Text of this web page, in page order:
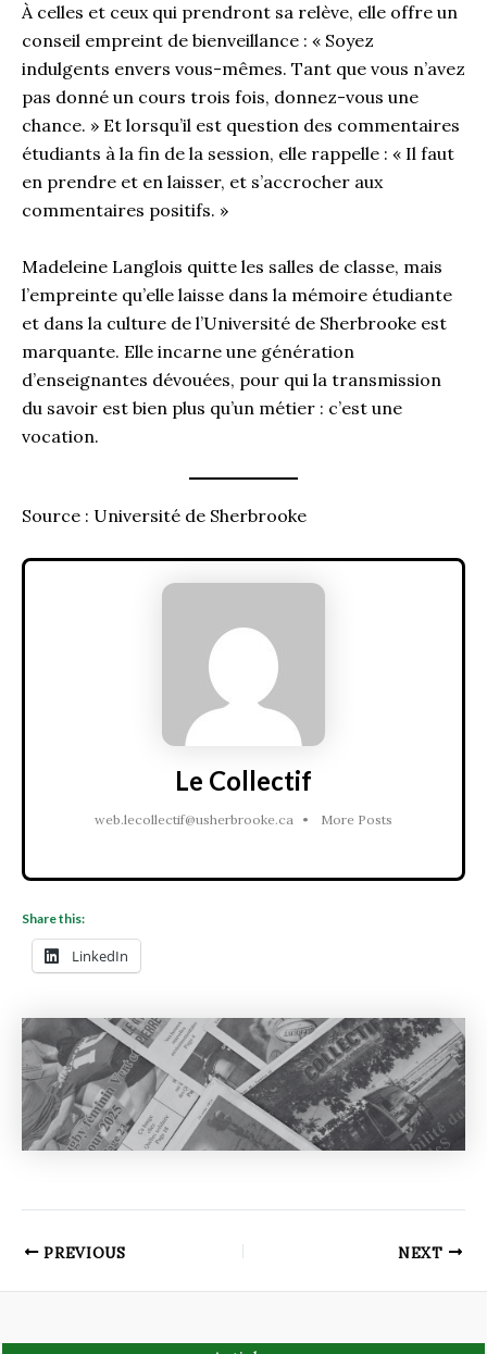
À celles et ceux qui prendront sa relève, elle offre un
conseil empreint de bienveillance : « Soyez
indulgents envers vous-mêmes. Tant que vous n’avez
pas donné un cours trois fois, donnez-vous une
chance. » Et lorsqu’il est question des commentaires
étudiants à la fin de la session, elle rappelle : « Il faut
en prendre et en laisser, et s’accrocher aux
commentaires positifs. »
Madeleine Langlois quitte les salles de classe, mais
l’empreinte qu’elle laisse dans la mémoire étudiante
et dans la culture de l’Université de Sherbrooke est
marquante. Elle incarne une génération
d’enseignantes dévouées, pour qui la transmission
du savoir est bien plus qu’un métier : c’est une
vocation.
Source : Université de Sherbrooke
Le Collectif
web.lecollectif@usherbrooke.ca • More Posts
Share this:
LinkedIn
PREVIOUS NEXT